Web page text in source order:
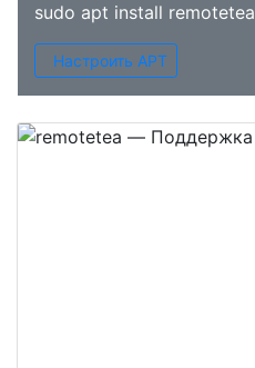
sudo apt install remotetea
Настроить APT